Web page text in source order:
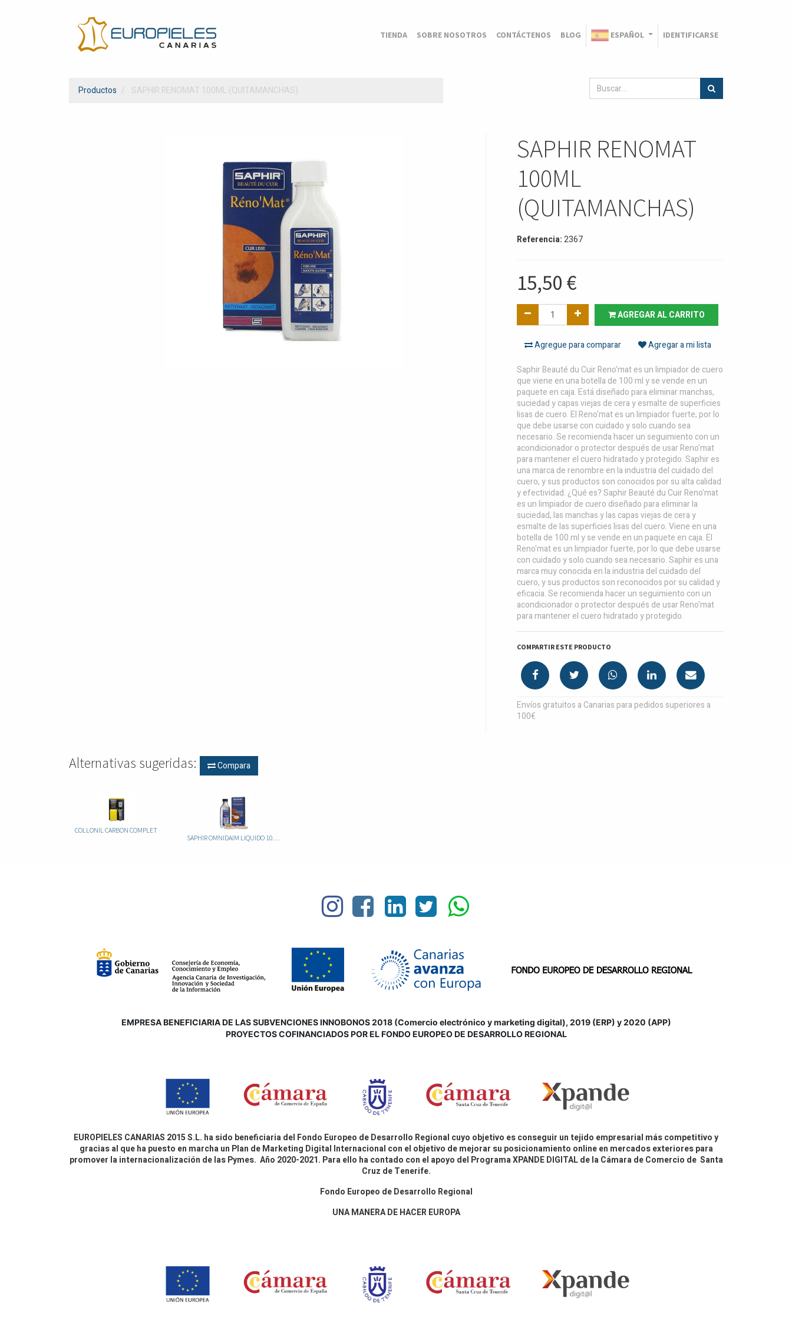
TIENDA SOBRE NOSOTROS CONTÁCTENOS BLOG ESPAÑOL IDENTIFICARSE
Productos SAPHIR RENOMAT 100ML (QUITAMANCHAS)
SAPHIR RENOMAT
100ML
(QUITAMANCHAS)
Referencia:2367
15,50 €
AGREGAR AL CARRITO
Agregue para comparar
Agregar a mi lista
Saphir Beauté du Cuir Reno'mat es un limpiador de cuero
que viene en una botella de 100 ml y se vende en un
paquete en caja. Está diseñado para eliminar manchas,
suciedad y capas viejas de cera y esmalte de superficies
lisas de cuero. El Reno'mat es un limpiador fuerte, por lo
que debe usarse con cuidado y solo cuando sea
necesario. Se recomienda hacer un seguimiento con un
acondicionador o protector después de usar Reno'mat
para mantener el cuero hidratado y protegido. Saphir es
una marca de renombre en la industria del cuidado del
cuero, y sus productos son conocidos por su alta calidad
y efectividad. ¿Qué es? Saphir Beauté du Cuir Reno'mat
es un limpiador de cuero diseñado para eliminar la
suciedad, las manchas y las capas viejas de cera y
esmalte de las superficies lisas del cuero. Viene en una
botella de 100 ml y se vende en un paquete en caja. El
Reno'mat es un limpiador fuerte, por lo que debe usarse
con cuidado y solo cuando sea necesario. Saphir es una
marca muy conocida en la industria del cuidado del
cuero, y sus productos son reconocidos por su calidad y
eficacia. Se recomienda hacer un seguimiento con un
acondicionador o protector después de usar Reno'mat
para mantener el cuero hidratado y protegido.
COMPARTIR ESTE PRODUCTO
Envíos gratuitos a Canarias para pedidos superiores a
100€
Alternativas sugeridas: Compara
COLLONIL CARBON COMPLET
EMPRESA BENEFICIARIA DE LAS SUBVENCIONES INNOBONOS 2018 (Comercio electrónico y marketing digital), 2019 (ERP) y 2020 (APP)
PROYECTOS COFINANCIADOS POR EL FONDO EUROPEO DE DESARROLLO REGIONAL
EUROPIELES CANARIAS 2015 S.L. ha sido beneficiaria del Fondo Europeo de Desarrollo Regional cuyo objetivo es conseguir un tejido empresarial más competitivo y
gracias al que ha puesto en marcha un Plan de Marketing Digital Internacional con el objetivo de mejorar su posicionamiento online en mercados exteriores para
promover la internacionalización de las Pymes. Año 2020-2021. Para ello ha contado con el apoyo del Programa XPANDE DIGITAL de la Cámara de Comercio de Santa
Cruz de Tenerife.
Fondo Europeo de Desarrollo Regional
UNA MANERA DE HACER EUROPA